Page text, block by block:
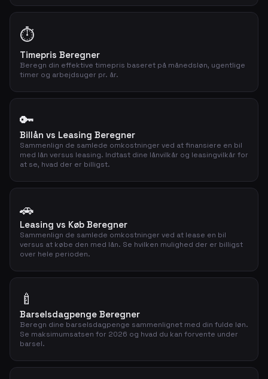
⏱️
Timepris Beregner
Beregn din effektive timepris baseret på månedsløn, ugentlige
timer og arbejdsuger pr. år.
🔑
Billån vs Leasing Beregner
Sammenlign de samlede omkostninger ved at finansiere en bil
med lån versus leasing. Indtast dine lånvilkår og leasingvilkår for
at se, hvad der er billigst.
🚗
Leasing vs Køb Beregner
Sammenlign de samlede omkostninger ved at lease en bil
versus at købe den med lån. Se hvilken mulighed der er billigst
over hele perioden.
🍼
Barselsdagpenge Beregner
Beregn dine barselsdagpenge sammenlignet med din fulde løn.
Se maksimumsatsen for 2026 og hvad du kan forvente under
barsel.